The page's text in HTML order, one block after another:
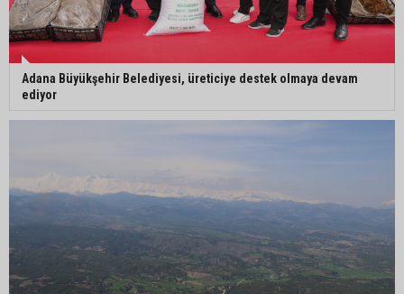
Adana Büyükşehir Belediyesi, üreticiye destek olmaya devam
ediyor